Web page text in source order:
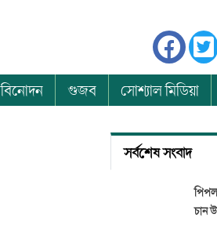
বিনোদন গুজব সোশ্যাল মিডিয়া
সর্বশেষ সংবাদ
চান